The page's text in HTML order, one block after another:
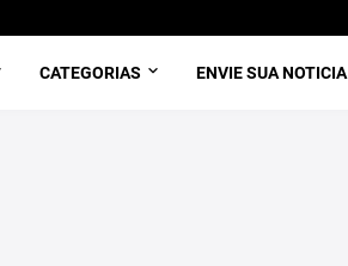
CATEGORIAS ENVIE SUA NOTICIA